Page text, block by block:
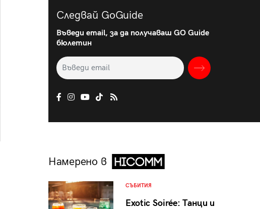
Следвай GoGuide
Въведи email, за да получаваш GO Guide
бюлетин
Намерено в
СЪБИТИЯ
Exotic Soirée: Танци и